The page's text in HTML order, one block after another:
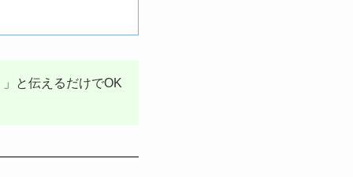
と伝えるだけでOK